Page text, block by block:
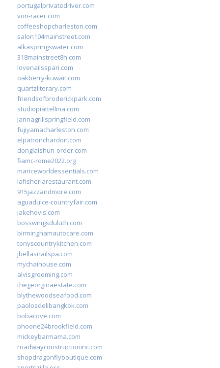
portugalprivatedriver.com
von-racer.com
coffeeshopcharleston.com
salon104mainstreet.com
alkaspringswater.com
318mainstreet8h.com
lovenailsspari.com
oakberry-kuwait.com
quartzliterary.com
friendsofbroderickpark.com
studiopiattellina.com
jannagrillspringfield.com
fujiyamacharleston.com
elpatronchardon.com
donglaishun-order.com
fiamc-rome2022.org
mariceworldessentials.com
lafisheriarestaurant.com
915jazzandmore.com
aguadulce-countryfair.com
jakehovis.com
bosswingsduluth.com
birminghamautocare.com
tonyscountrykitchen.com
jbellasnailspa.com
mychaihouse.com
alvisgrooming.com
thegeorginaestate.com
blythewoodseafood.com
paolosdelibangkok.com
bobacove.com
phoone24brookfield.com
mickeybarmama.com
roadwayconstructioninc.com
shopdragonflyboutique.com